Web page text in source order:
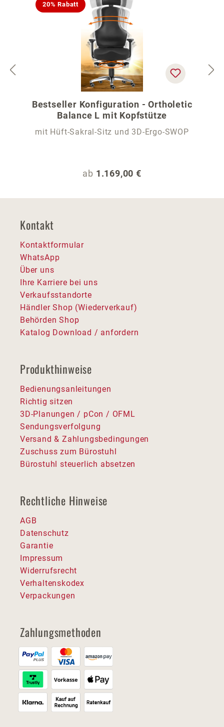
20% Rabatt
Bestseller Konfiguration - Ortholetic
Balance L mit Kopfstütze
mit Hüft-Sakral-Sitz und 3D-Ergo-SWOP
Regulärer Preis:
ab 1.169,00 €
Kontakt
Kontaktformular
WhatsApp
Über uns
Ihre Karriere bei uns
Verkaufsstandorte
Händler Shop (Wiederverkauf)
Behörden Shop
Katalog Download / anfordern
Produkthinweise
Bedienungsanleitungen
Richtig sitzen
3D-Planungen / pCon / OFML
Sendungsverfolgung
Versand & Zahlungsbedingungen
Zuschuss zum Bürostuhl
Bürostuhl steuerlich absetzen
Rechtliche Hinweise
AGB
Datenschutz
Garantie
Impressum
Widerrufsrecht
Verhaltenskodex
Verpackungen
Zahlungsmethoden